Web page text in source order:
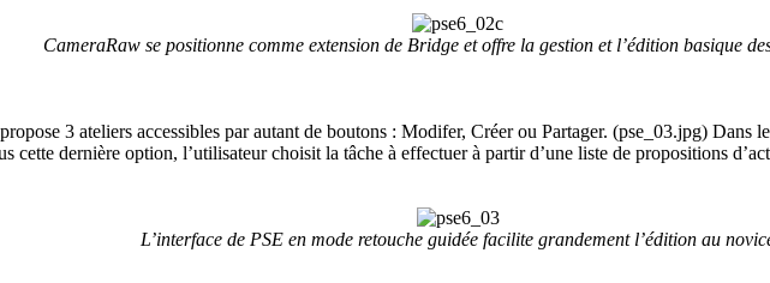
CameraRaw se positionne comme extension de Bridge et offre la gestion et l’édition basique
3 ateliers accessibles par autant de boutons : Modifer, Créer ou Partager. (pse_03.jpg) Dans
cette dernière option, l’utilisateur choisit la tâche à effectuer à partir d’une liste de propositions
L’interface de PSE en mode retouche guidée facilite grandement l’édition au